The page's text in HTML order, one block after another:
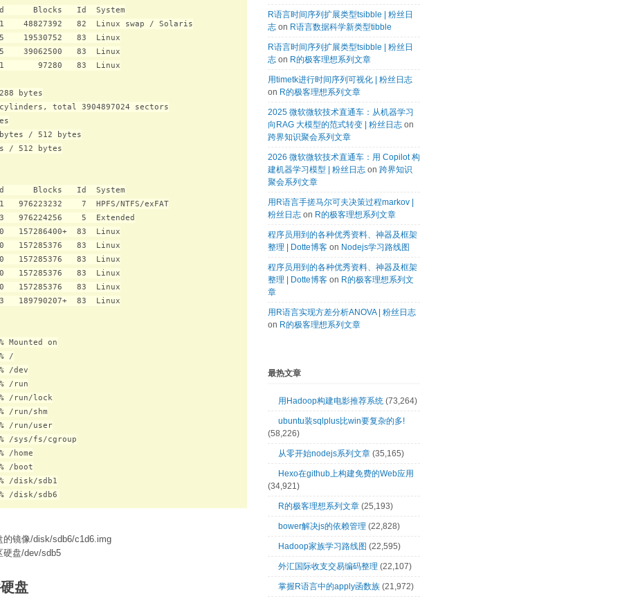
Blocks   Id  System
48827392   82  Linux swap / Solaris
19530752   83  Linux
39062500   83  Linux
97280   83  Linux
bytes
total 3904897024 sectors
/ 512 bytes
/ 512 bytes
Blocks   Id  System
7  HPFS/NTFS/exFAT
976224256    5  Extended
157286400+  83  Linux
157285376   83  Linux
157285376   83  Linux
157285376   83  Linux
157285376   83  Linux
189790207+  83  Linux
on
/
/dev
/run
/run/lock
/run/shm
/run/user
/sys/fs/cgroup
/home
/boot
/disk/sdb1
的镜像/disk/sdb6/c1d6.img
硬盘/dev/sdb5
盘
R语言时间序列扩展类型tsibble | 粉丝日
志 on R语言数据科学新类型tibble
R语言时间序列扩展类型tsibble | 粉丝日
志 on R的极客理想系列文章
用timetk进行时间序列可视化 | 粉丝日志
on R的极客理想系列文章
2025 微软微软技术直通车：从机器学习
向RAG 大模型的范式转变 | 粉丝日志 on
跨界知识聚会系列文章
2026 微软微软技术直通车：用 Copilot 构
建机器学习模型 | 粉丝日志 on 跨界知识
聚会系列文章
用R语言手搓马尔可夫决策过程markov |
粉丝日志 on R的极客理想系列文章
程序员用到的各种优秀资料、神器及框架
整理 | Dotte博客 on Nodejs学习路线图
程序员用到的各种优秀资料、神器及框架
整理 | Dotte博客 on R的极客理想系列文
章
用R语言实现方差分析ANOVA | 粉丝日志
on R的极客理想系列文章
最热文章
用Hadoop构建电影推荐系统 (73,264)
ubuntu装sqlplus比win要复杂的多!
(58,226)
从零开始nodejs系列文章 (35,165)
Hexo在github上构建免费的Web应用
(34,921)
R的极客理想系列文章 (25,193)
bower解决js的依赖管理 (22,828)
Hadoop家族学习路线图 (22,595)
外汇国际收支交易编码整理 (22,107)
掌握R语言中的apply函数族 (21,972)